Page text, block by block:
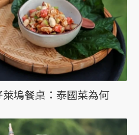
塢餐桌：泰國菜為何